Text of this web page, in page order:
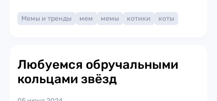
Мемы и тренды мем мемы котики коты
Любуемся обручальными
кольцами звёзд